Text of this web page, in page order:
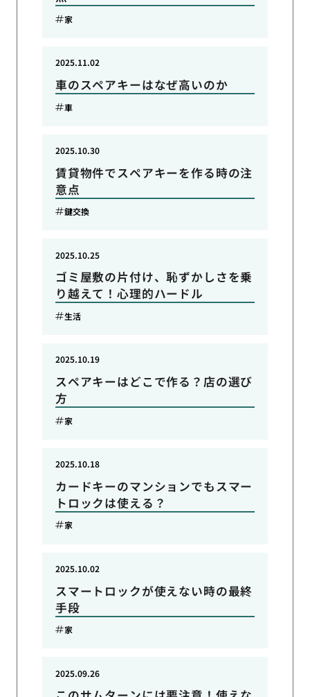
家
車のスペアキーはなぜ高いのか
2025.11.02
車
賃貸物件でスペアキーを作る時の注
意点
2025.10.30
鍵交換
ゴミ屋敷の片付け、恥ずかしさを乗
り越えて！心理的ハードル
2025.10.25
生活
スペアキーはどこで作る？店の選び
方
2025.10.19
家
カードキーのマンションでもスマー
トロックは使える？
2025.10.18
家
スマートロックが使えない時の最終
手段
2025.10.02
家
2025.09.26